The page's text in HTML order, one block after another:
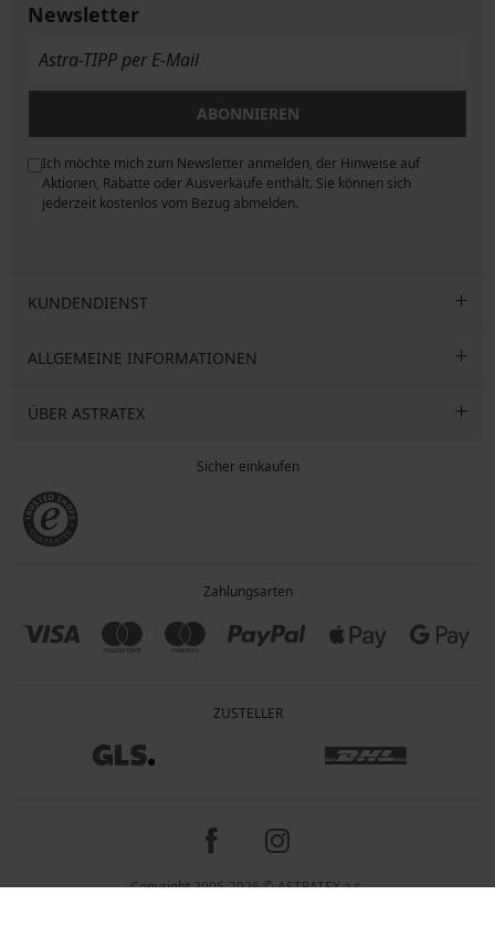
Newsletter
ABONNIEREN
Ich möchte mich zum Newsletter anmelden, der Hinweise auf
Aktionen, Rabatte oder Ausverkäufe enthält. Sie können sich
jederzeit kostenlos vom Bezug abmelden.
KUNDENDIENST
ALLGEMEINE INFORMATIONEN
ÜBER ASTRATEX
Sicher einkaufen
Zahlungsarten
ZUSTELLER
Copyright 2005-2026 © ASTRATEX a.s.